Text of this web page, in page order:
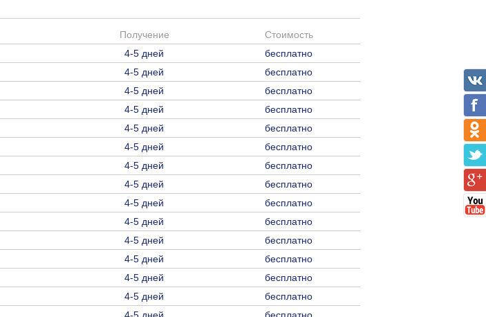
Получение
Стоимость
4-5 дней
бесплатно
4-5 дней
бесплатно
4-5 дней
бесплатно
4-5 дней
бесплатно
4-5 дней
бесплатно
4-5 дней
бесплатно
4-5 дней
бесплатно
4-5 дней
бесплатно
4-5 дней
бесплатно
4-5 дней
бесплатно
4-5 дней
бесплатно
4-5 дней
бесплатно
4-5 дней
бесплатно
4-5 дней
бесплатно